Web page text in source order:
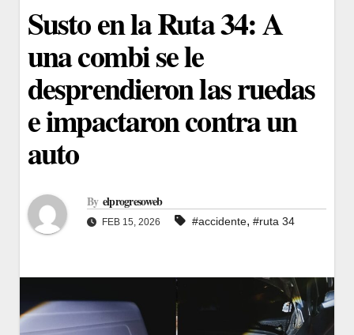
Susto en la Ruta 34: A
una combi se le
desprendieron las ruedas
e impactaron contra un
auto
By elprogresoweb
FEB 15, 2026 #accidente, #ruta 34